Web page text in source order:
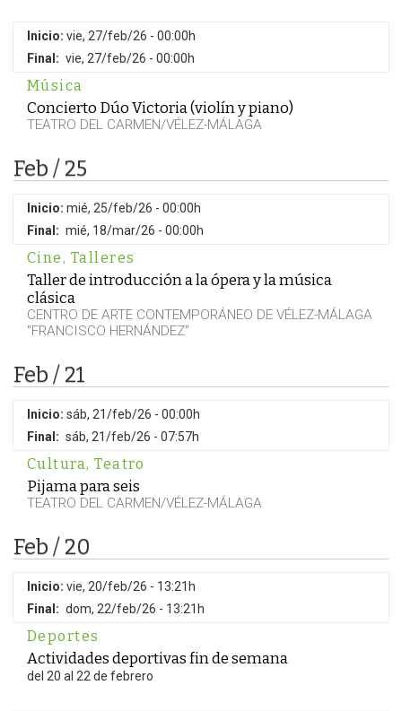
Inicio: vie, 27/feb/26 - 00:00h
Final: vie, 27/feb/26 - 00:00h
Música
Concierto Dúo Victoria (violín y piano)
TEATRO DEL CARMEN/VÉLEZ-MÁLAGA
Feb / 25
Inicio: mié, 25/feb/26 - 00:00h
Final: mié, 18/mar/26 - 00:00h
Cine, Talleres
Taller de introducción a la ópera y la música
clásica
CENTRO DE ARTE CONTEMPORÁNEO DE VÉLEZ-MÁLAGA
"FRANCISCO HERNÁNDEZ"
Feb / 21
Inicio: sáb, 21/feb/26 - 00:00h
Final: sáb, 21/feb/26 - 07:57h
Cultura, Teatro
Pijama para seis
TEATRO DEL CARMEN/VÉLEZ-MÁLAGA
Feb / 20
Inicio: vie, 20/feb/26 - 13:21h
Final: dom, 22/feb/26 - 13:21h
Deportes
Actividades deportivas fin de semana
del 20 al 22 de febrero